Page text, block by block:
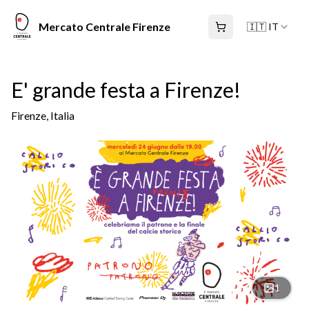
Mercato Centrale Firenze 🇮🇹 IT
E' grande festa a Firenze!
Firenze, Italia
1